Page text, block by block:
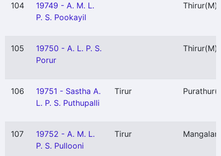
104
19749 - A. M. L.
P. S. Pookayil
Thirur(M)
105
19750 - A. L. P. S.
Porur
Thirur(M)
106
19751 - Sastha A.
L. P. S. Puthupalli
Tirur Purathur
107
19752 - A. M. L.
P. S. Pullooni
Tirur Mangalam